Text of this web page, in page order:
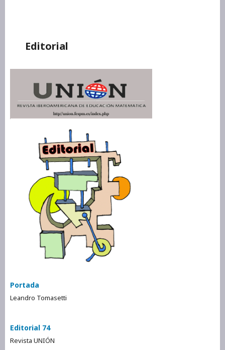
Editorial
Portada
Leandro Tomasetti
Editorial 74
Revista UNIÓN